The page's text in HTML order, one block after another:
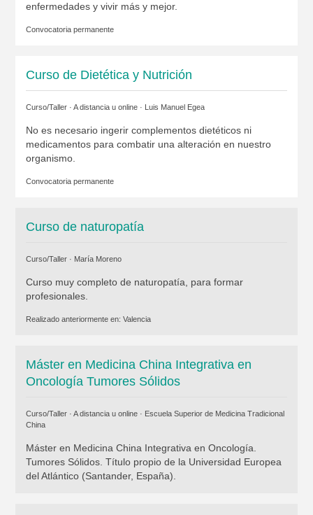
enfermedades y vivir más y mejor.
Convocatoria permanente
Curso de Dietética y Nutrición
Curso/Taller · A distancia u online · Luis Manuel Egea
No es necesario ingerir complementos dietéticos ni
medicamentos para combatir una alteración en nuestro
organismo.
Convocatoria permanente
Curso de naturopatía
Curso/Taller · María Moreno
Curso muy completo de naturopatía, para formar
profesionales.
Realizado anteriormente en: Valencia
Máster en Medicina China Integrativa en
Oncología Tumores Sólidos
Curso/Taller · A distancia u online · Escuela Superior de Medicina Tradicional
China
Máster en Medicina China Integrativa en Oncología.
Tumores Sólidos. Título propio de la Universidad Europea
del Atlántico (Santander, España).